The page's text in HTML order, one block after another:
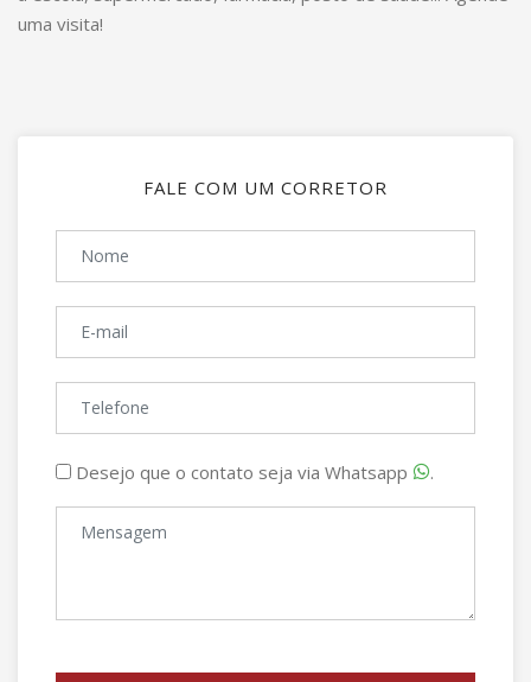
uma visita!
FALE COM UM CORRETOR
Desejo que o contato seja via Whatsapp .